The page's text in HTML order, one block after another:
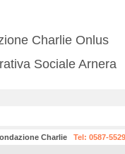
Charlie Onlus
Sociale Arnera
CharlieTel: 0587-